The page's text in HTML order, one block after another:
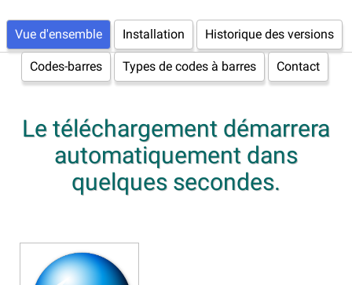
Vue d'ensemble Installation Historique des versions
Codes-barres Types de codes à barres Contact
Le téléchargement démarrera
automatiquement dans
quelques secondes.